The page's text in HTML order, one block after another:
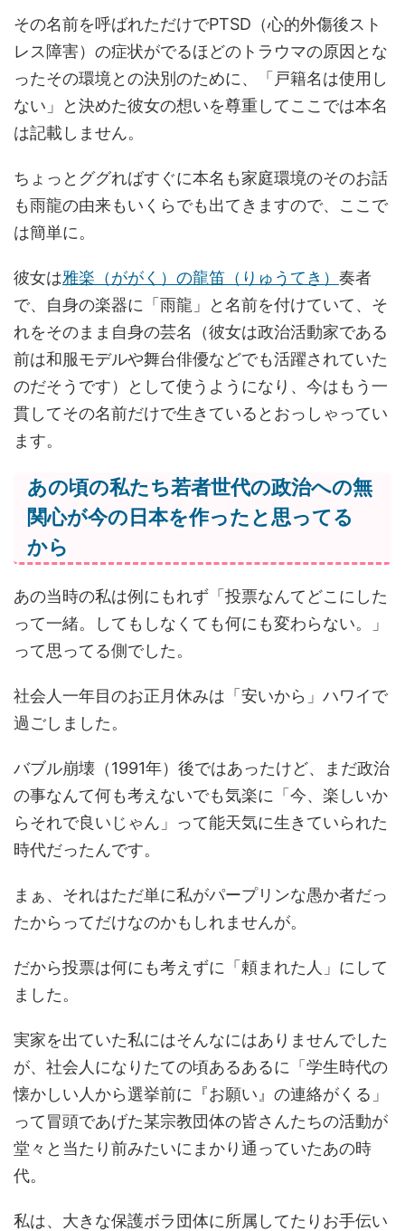
その名前を呼ばれただけでPTSD（心的外傷後スト
レス障害）の症状がでるほどのトラウマの原因とな
ったその環境との決別のために、「戸籍名は使用し
ない」と決めた彼女の想いを尊重してここでは本名
は記載しません。
ちょっとググればすぐに本名も家庭環境のそのお話
も雨龍の由来もいくらでも出てきますので、ここで
は簡単に。
彼女は雅楽（ががく）の龍笛（りゅうてき） 奏者
で、自身の楽器に「雨龍」と名前を付けていて、そ
れをそのまま自身の芸名（彼女は政治活動家である
前は和服モデルや舞台俳優などでも活躍されていた
のだそうです）として使うようになり、今はもう一
貫してその名前だけで生きているとおっしゃってい
ます。
あの頃の私たち若者世代の政治への無
関心が今の日本を作ったと思ってる
から
あの当時の私は例にもれず「投票なんてどこにした
って一緒。してもしなくても何にも変わらない。」
って思ってる側でした。
社会人一年目のお正月休みは「安いから」ハワイで
過ごしました。
バブル崩壊（1991年）後ではあったけど、まだ政治
の事なんて何も考えないでも気楽に「今、楽しいか
らそれで良いじゃん」って能天気に生きていられた
時代だったんです。
まぁ、それはただ単に私がパープリンな愚か者だっ
たからってだけなのかもしれませんが。
だから投票は何にも考えずに「頼まれた人」にして
ました。
実家を出ていた私にはそんなにはありませんでした
が、社会人になりたての頃あるあるに「学生時代の
懐かしい人から選挙前に『お願い』の連絡がくる」
って冒頭であげた某宗教団体の皆さんたちの活動が
堂々と当たり前みたいにまかり通っていたあの時
代。
私は、大きな保護ボラ団体に所属してたりお手伝い